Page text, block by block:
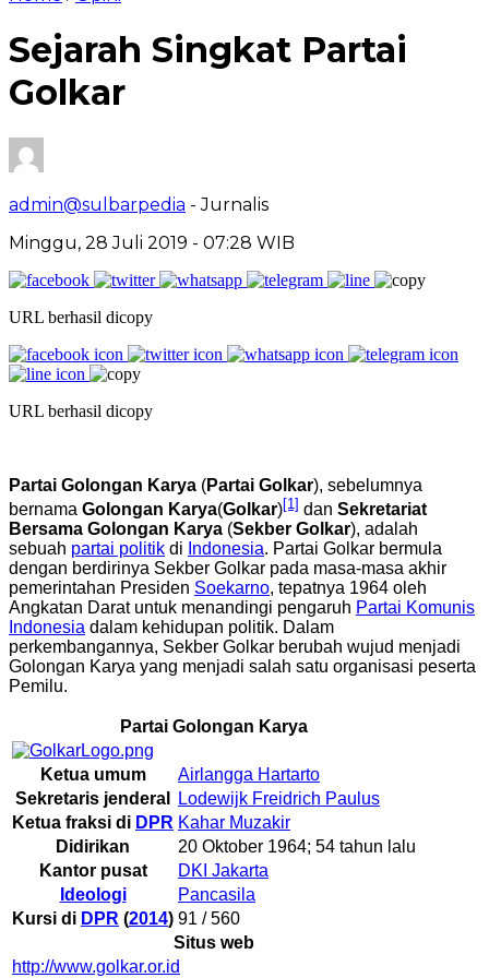
Sejarah Singkat Partai
Golkar
admin@sulbarpedia - Jurnalis
Minggu, 28 Juli 2019 - 07:28 WIB
URL berhasil dicopy
URL berhasil dicopy
Partai Golongan Karya (Partai Golkar), sebelumnya
bernama Golongan Karya(Golkar)[1] dan Sekretariat
Bersama Golongan Karya (Sekber Golkar), adalah
sebuah partai politik di Indonesia. Partai Golkar bermula
dengan berdirinya Sekber Golkar pada masa-masa akhir
pemerintahan Presiden Soekarno, tepatnya 1964 oleh
Angkatan Darat untuk menandingi pengaruh Partai Komunis
Indonesia dalam kehidupan politik. Dalam
perkembangannya, Sekber Golkar berubah wujud menjadi
Golongan Karya yang menjadi salah satu organisasi peserta
Pemilu.
Partai Golongan Karya
Ketua umum
Airlangga Hartarto
Sekretaris jenderal
Lodewijk Freidrich Paulus
Ketua fraksi di DPR Kahar Muzakir
Didirikan
20 Oktober 1964; 54 tahun lalu
Kantor pusat
DKI Jakarta
Ideologi
Pancasila
Kursi di DPR (2014) 91 / 560
Situs web
http://www.golkar.or.id